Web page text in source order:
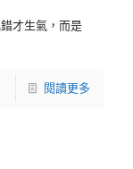
才生氣，而是
閱讀更多